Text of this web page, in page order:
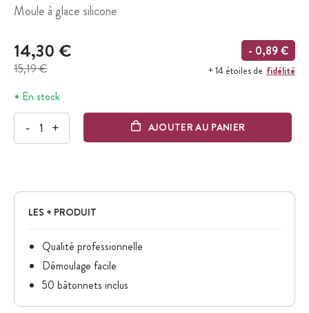
Moule à glace silicone
14,30 €
15,19 €
- 0,89 €
+ 14 étoiles de fidélité
En stock
- + AJOUTER AU PANIER
LES + PRODUIT
Qualité professionnelle
Démoulage facile
50 bâtonnets inclus